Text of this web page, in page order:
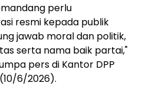
perlu
resmi kepada publik
jawab moral dan politik,
serta nama baik partai,"
pers di Kantor DPP
6/2026).